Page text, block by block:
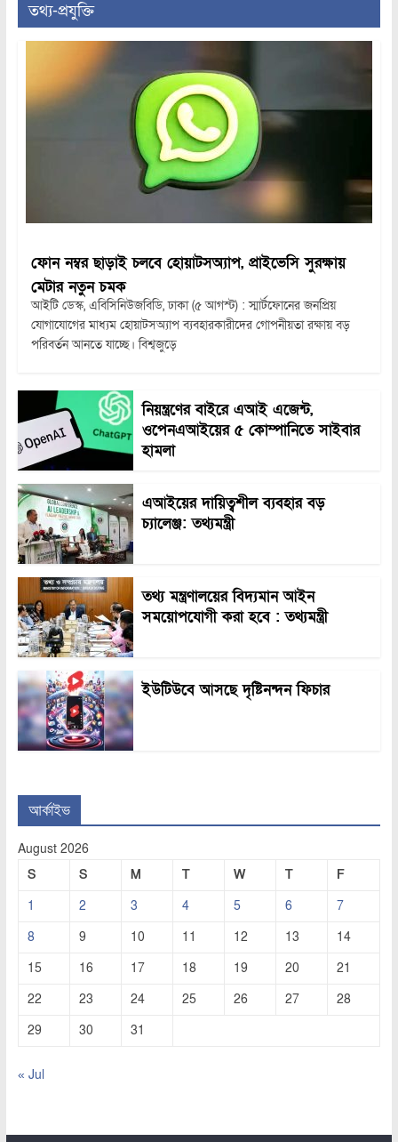
তথ্য-প্রযুক্তি
ফোন নম্বর ছাড়াই চলবে হোয়াটসঅ্যাপ, প্রাইভেসি সুরক্ষায়
মেটার নতুন চমক
আইটি ডেস্ক, এবিসিনিউজবিডি, ঢাকা (৫ আগস্ট) : স্মার্টফোনের জনপ্রিয়
যোগাযোগের মাধ্যম হোয়াটসঅ্যাপ ব্যবহারকারীদের গোপনীয়তা রক্ষায় বড়
পরিবর্তন আনতে যাচ্ছে। বিশ্বজুড়ে
নিয়ন্ত্রণের বাইরে এআই এজেন্ট,
ওপেনএআইয়ের ৫ কোম্পানিতে সাইবার
হামলা
এআইয়ের দায়িত্বশীল ব্যবহার বড়
চ্যালেঞ্জ: তথ্যমন্ত্রী
তথ্য মন্ত্রণালয়ের বিদ্যমান আইন
সময়োপযোগী করা হবে : তথ্যমন্ত্রী
ইউটিউবে আসছে দৃষ্টিনন্দন ফিচার
আর্কাইভ
August 2026
S
S M T W T
F
1
2 3 4 5 6
7
8
9 10 11 12 13
14
15
16 17 18 19 20
21
22
23 24 25 26 27
28
29
30 31
« Jul